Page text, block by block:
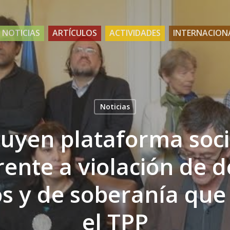
NOTICIAS ARTÍCULOS ACTIVIDADES
Noticias
plataforma
a violación de
y de soberanía
el TPP